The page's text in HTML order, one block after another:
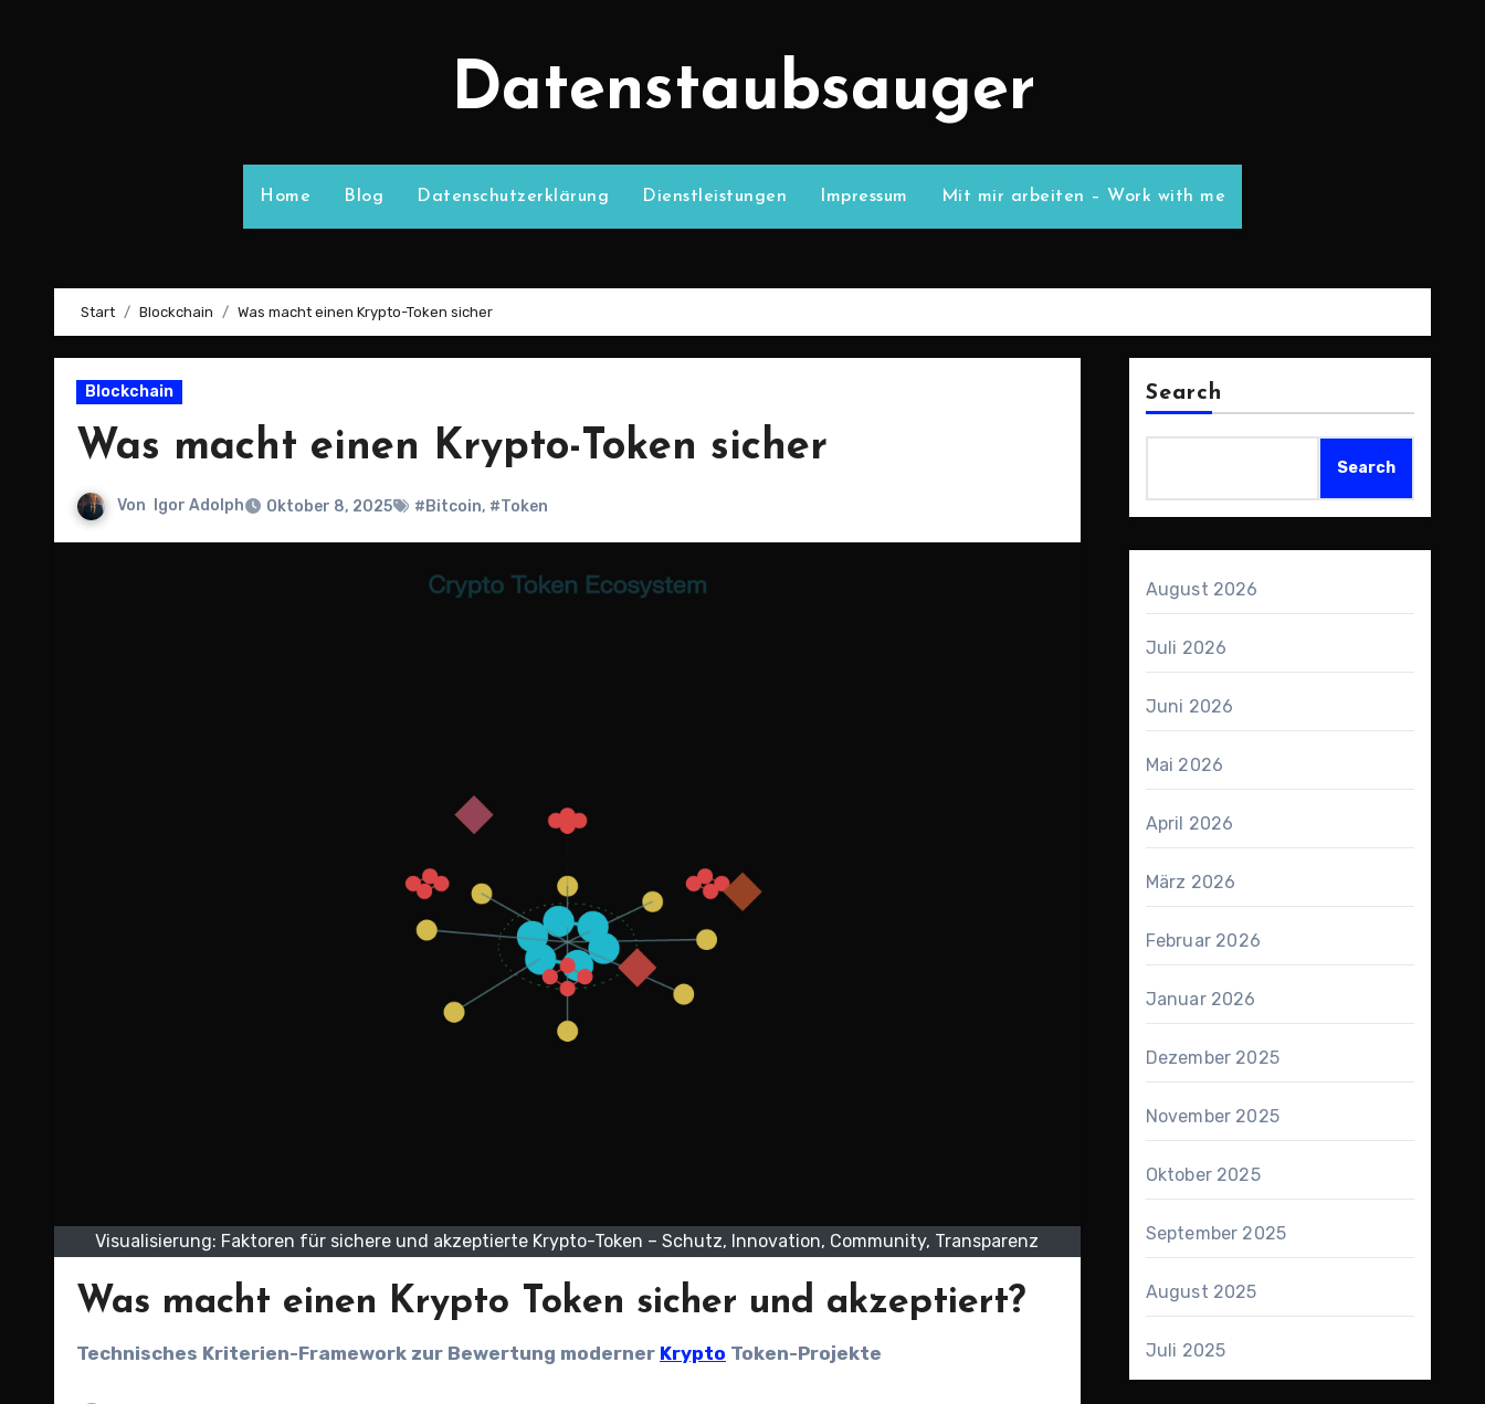
Datenstaubsauger
Home Blog Datenschutzerklärung Dienstleistungen Impressum Mit mir arbeiten – Work with me
Start Blockchain Was macht einen Krypto-Token sicher
Blockchain
Was macht einen Krypto-Token sicher
Von Igor Adolph Oktober 8, 2025 #Bitcoin, #Token
Visualisierung: Faktoren für sichere und akzeptierte Krypto-Token – Schutz, Innovation, Community, Transparenz
Was macht einen Krypto Token sicher und akzeptiert?
Technisches Kriterien-Framework zur Bewertung moderner Krypto Token-Projekte
Search
Search
August 2026
Juli 2026
Juni 2026
Mai 2026
April 2026
März 2026
Februar 2026
Januar 2026
Dezember 2025
November 2025
Oktober 2025
September 2025
August 2025
Juli 2025